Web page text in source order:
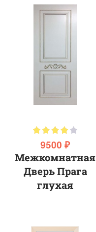
9500 ₽
Межкомнатная
Дверь Прага
глухая